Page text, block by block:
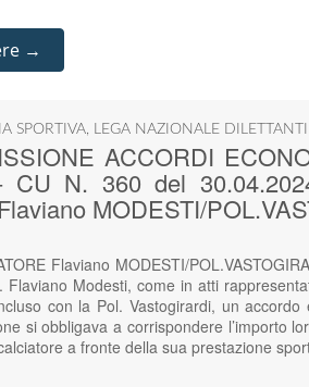
→
SPORTIVA, LEGA NAZIONALE
ACCORDI
CU N. 360 del
MODESTI/
Flaviano MODESTI/
Modesti, come in atti
con la Pol. Vastogirardi, un
si obbligava a corrispondere l’importo
a fronte della sua prestazione